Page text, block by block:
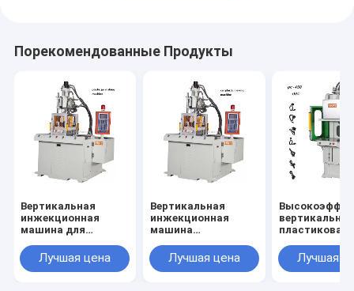
Порекомендованные Продукты
Вертикальная
инжекционная
машина для
пластиковых
горшков
Лучшая цена
Вертикальная
инжекционная
машина
машина для
изготовления
Лучшая цена
вертикальная
пластиковая
литейная
Лучшая